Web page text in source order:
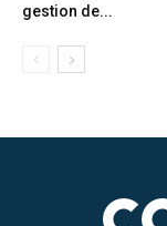
gestion de...